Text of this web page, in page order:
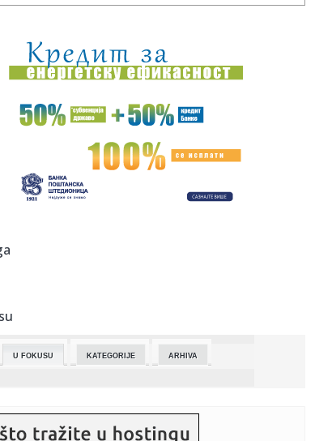
18:16:Вучић разговарао са Ландауом о ...
18:16:Дачић у Скупштини: Јединствен ...
Мали: Продужетак лиценце НИС-у ...
18:18:YouTube vam konačno daje način da ukinete Shorts
18:17:
18:10: "Lufthanza" prizemila avione
U FOKUSU KATEGORIJE ARHIVA